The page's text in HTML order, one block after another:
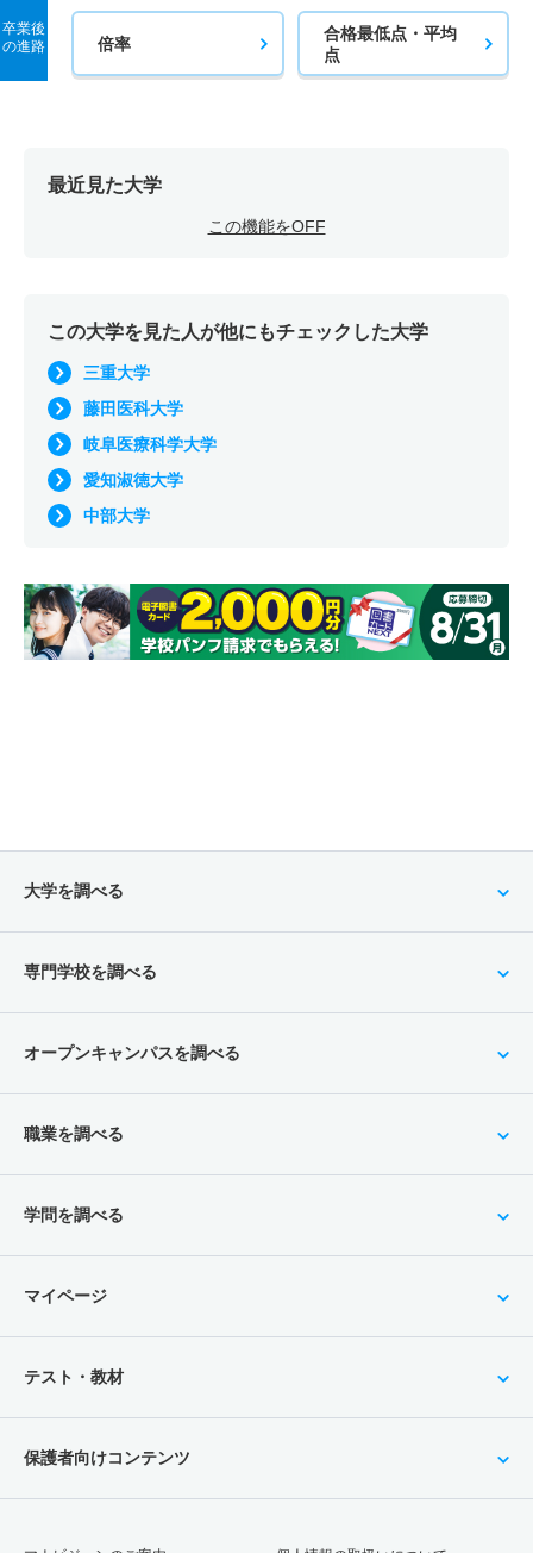
卒業後
の進路
倍率
合格最低点・平均
点
最近見た大学
この機能をOFF
この大学を見た人が他にもチェックした大学
三重大学
藤田医科大学
岐阜医療科学大学
愛知淑徳大学
中部大学
大学を調べる
専門学校を調べる
オープンキャンパスを調べる
職業を調べる
学問を調べる
マイページ
テスト・教材
保護者向けコンテンツ